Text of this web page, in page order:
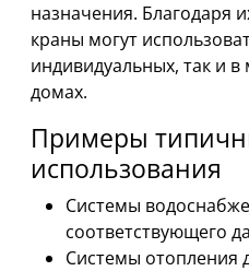
назначения. Благодаря
краны могут
индивидуальных, так и
домах.
Примеры
использования
Системы
соответствующего
Системы отопления